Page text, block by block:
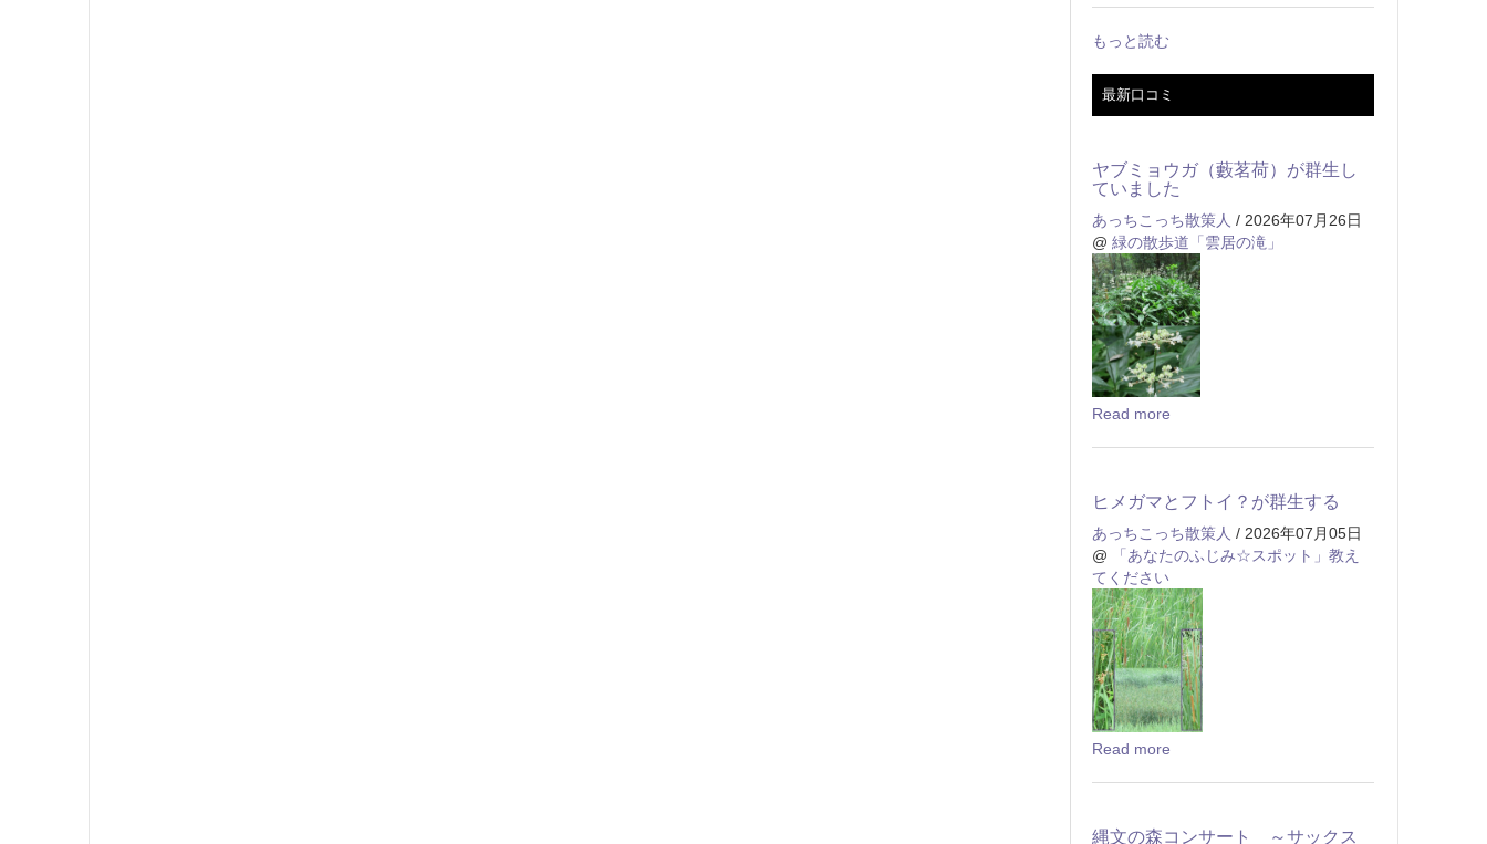
もっと読む
最新口コミ
ヤブミョウガ（藪茗荷）が群生し
ていました
あっちこっち散策人 / 2026年07月26日
@ 緑の散歩道「雲居の滝」
Read more
ヒメガマとフトイ？が群生する
あっちこっち散策人 / 2026年07月05日
@
「あなたのふじみ☆スポット」教え
てください
Read more
縄文の森コンサート ～サックス